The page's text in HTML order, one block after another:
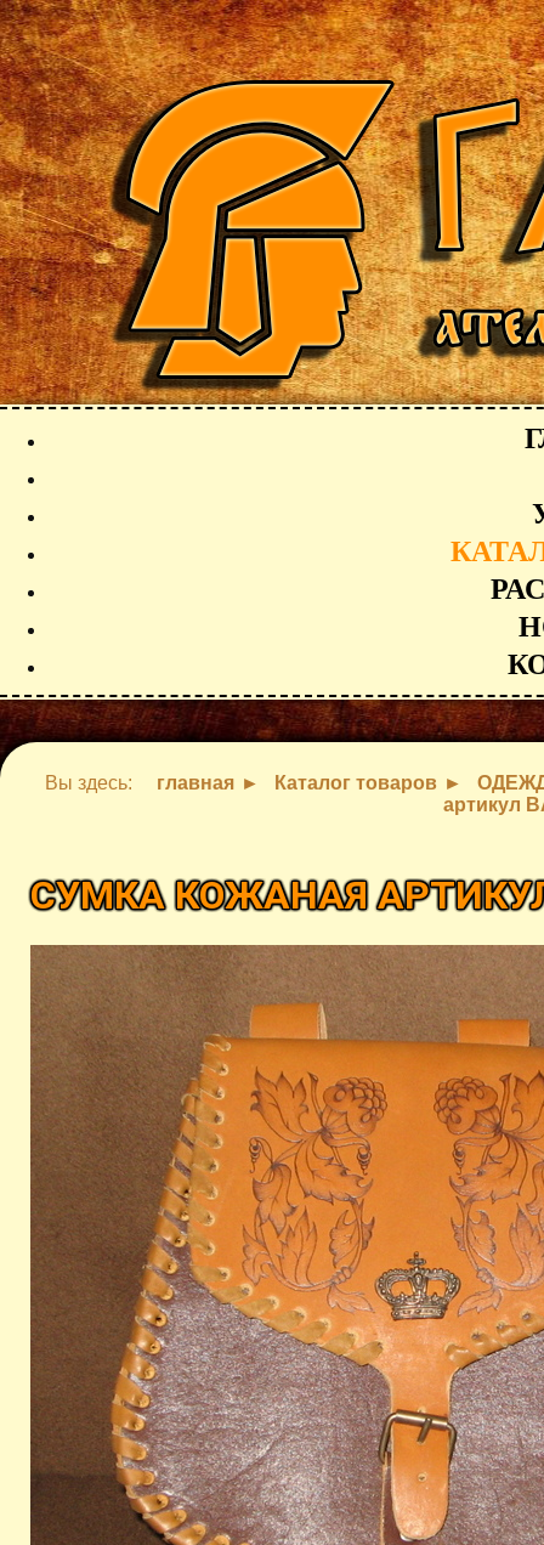
Вы здесь: главная Каталог товаров
артикул
СУМКА КОЖАНАЯ